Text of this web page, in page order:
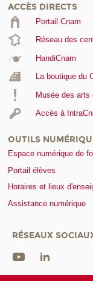
ACCÈS DIRECTS
Portail Cnam
Réseau des
HandiCnam
La boutique du
Musée des arts
Accès à
OUTILS
Espace numérique de
Portail élèves
Horaires et lieux
Assistance numérique
RÉSEAUX